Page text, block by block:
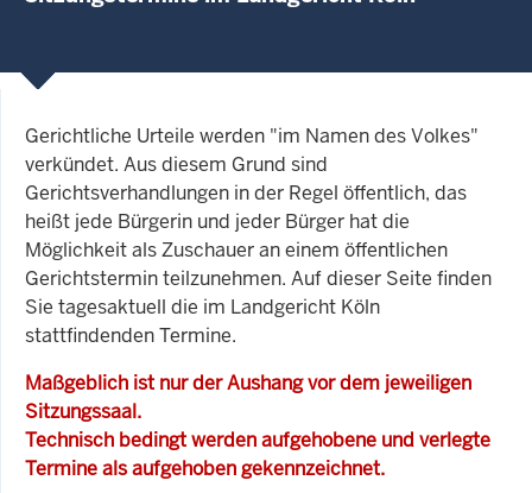
Gerichtliche Urteile werden "im Namen des Volkes"
verkündet. Aus diesem Grund sind
Gerichtsverhandlungen in der Regel öffentlich, das
heißt jede Bürgerin und jeder Bürger hat die
Möglichkeit als Zuschauer an einem öffentlichen
Gerichtstermin teilzunehmen. Auf dieser Seite finden
Sie tagesaktuell die im Landgericht Köln
stattfindenden Termine.
Maßgeblich ist nur der Aushang vor dem jeweiligen
Sitzungssaal.
Technisch bedingt werden aufgehobene und verlegte
Termine als aufgehoben gekennzeichnet.